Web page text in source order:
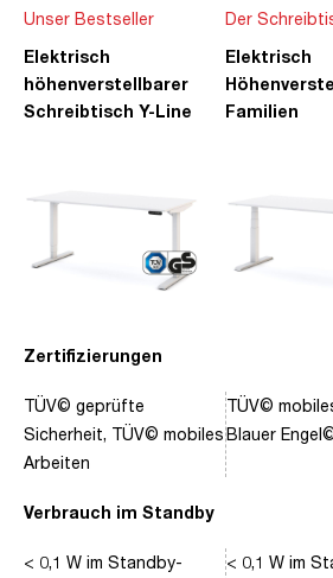
Zertifizierungen
Verbrauch im Standby
Unser Bestseller
Elektrisch
höhenverstellbarer
Schreibtisch Y-Line
TÜV© geprüfte
Sicherheit, TÜV© mobiles
Arbeiten
< 0,1 W im Standby-
Der
die ganze
Elektrisch
Familien
TÜV©
Blauer
< 0,1 W im